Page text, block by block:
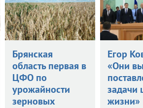
Брянская
область первая в
ЦФО по
урожайности
зерновых
Егор
«Они
задачи
жизни»